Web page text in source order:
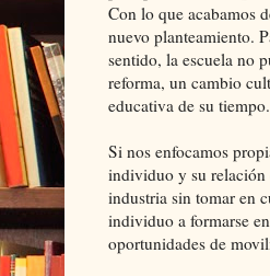
Con lo que acabamos
nuevo planteamiento.
sentido, la escuela no
reforma, un cambio
educativa de su
Si nos enfocamos
individuo y su relación
industria sin tomar en
individuo a formarse
oportunidades de